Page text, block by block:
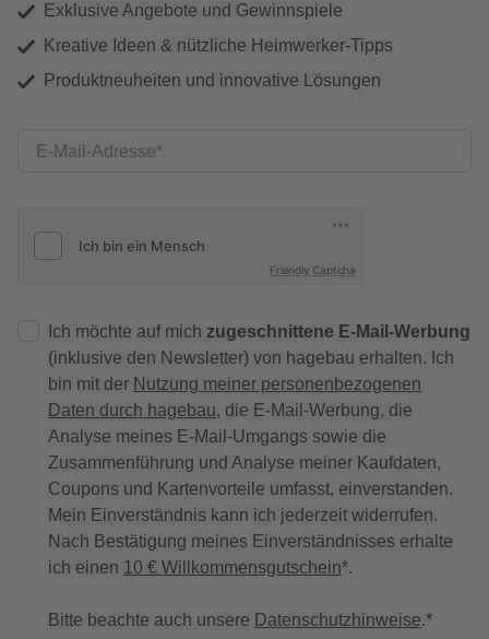
Exklusive Angebote und Gewinnspiele
Kreative Ideen & nützliche Heimwerker-Tipps
Produktneuheiten und innovative Lösungen
E-Mail-Adresse
Friendly Captcha
Ich möchte auf mich zugeschnittene E-Mail-Werbung
(inklusive den Newsletter) von hagebau erhalten. Ich
bin mit der Nutzung meiner personenbezogenen
Daten durch hagebau, die E-Mail-Werbung, die
Analyse meines E-Mail-Umgangs sowie die
Zusammenführung und Analyse meiner Kaufdaten,
Coupons und Kartenvorteile umfasst, einverstanden.
Mein Einverständnis kann ich jederzeit widerrufen.
Nach Bestätigung meines Einverständnisses erhalte
ich einen 10 € Willkommensgutschein*.
Bitte beachte auch unsere Datenschutzhinweise.